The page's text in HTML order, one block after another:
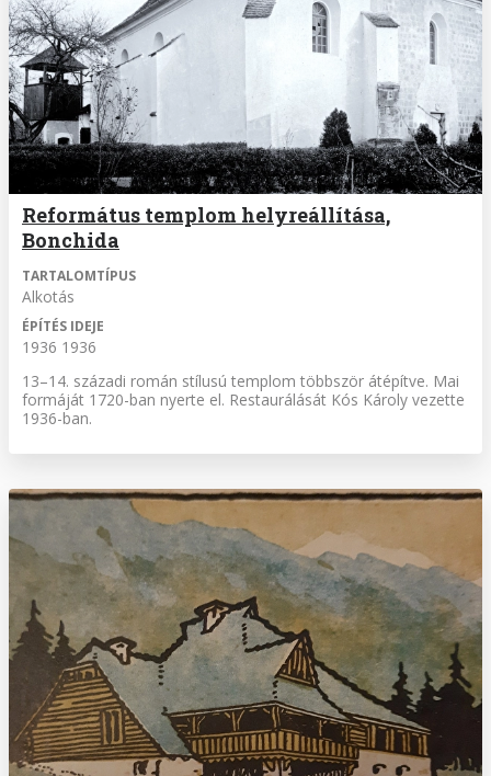
Református templom helyreállítása,
Bonchida
TARTALOMTÍPUS
Alkotás
ÉPÍTÉS IDEJE
1936 1936
13–14. századi román stílusú templom többször átépítve. Mai
formáját 1720-ban nyerte el. Restaurálását Kós Károly vezette
1936-ban.